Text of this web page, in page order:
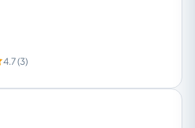
4.7 (3)